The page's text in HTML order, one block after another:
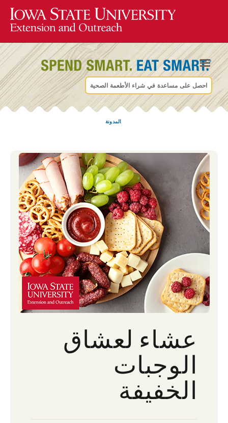
احصل على مساعدة في شراء الأطعمة الصحية
المدونة
عشاء لعشاق
الوجبات
الخفيفة